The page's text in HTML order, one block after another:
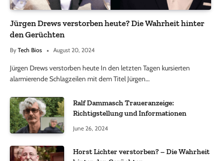
Jürgen Drews verstorben heute? Die Wahrheit hinter
den Gerüchten
By Tech Bios August 20, 2024
Jürgen Drews verstorben heute In den letzten Tagen kursierten
alarmierende Schlagzeilen mit dem Titel Jürgen…
Ralf Dammasch Traueranzeige:
Richtigstellung und Informationen
June 26, 2024
Horst Lichter verstorben? – Die Wahrheit